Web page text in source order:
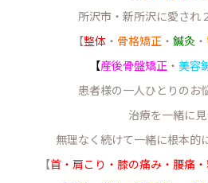
所沢市・新所沢に愛され
【整体 ・ 骨格矯正 ・ 鍼灸 ・
【産後骨盤矯正 ・ 美容
患者様の一人ひとりのお
治療を一緒に
無理なく続けて一緒に根本的
【首・肩こり・膝の痛み・腰痛